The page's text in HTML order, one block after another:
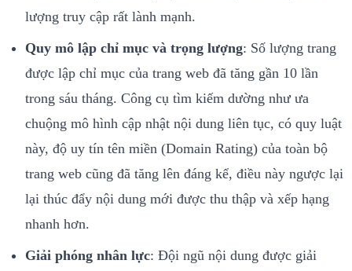
lượng truy cập rất lành mạnh.
Quy mô lập chỉ mục và trọng lượng: Số lượng trang
được lập chỉ mục của trang web đã tăng gần 10 lần
trong sáu tháng. Công cụ tìm kiếm dường như ưa
chuộng mô hình cập nhật nội dung liên tục, có quy luật
này, độ uy tín tên miền (Domain Rating) của toàn bộ
trang web cũng đã tăng lên đáng kể, điều này ngược lại
lại thúc đẩy nội dung mới được thu thập và xếp hạng
nhanh hơn.
Giải phóng nhân lực: Đội ngũ nội dung được giải